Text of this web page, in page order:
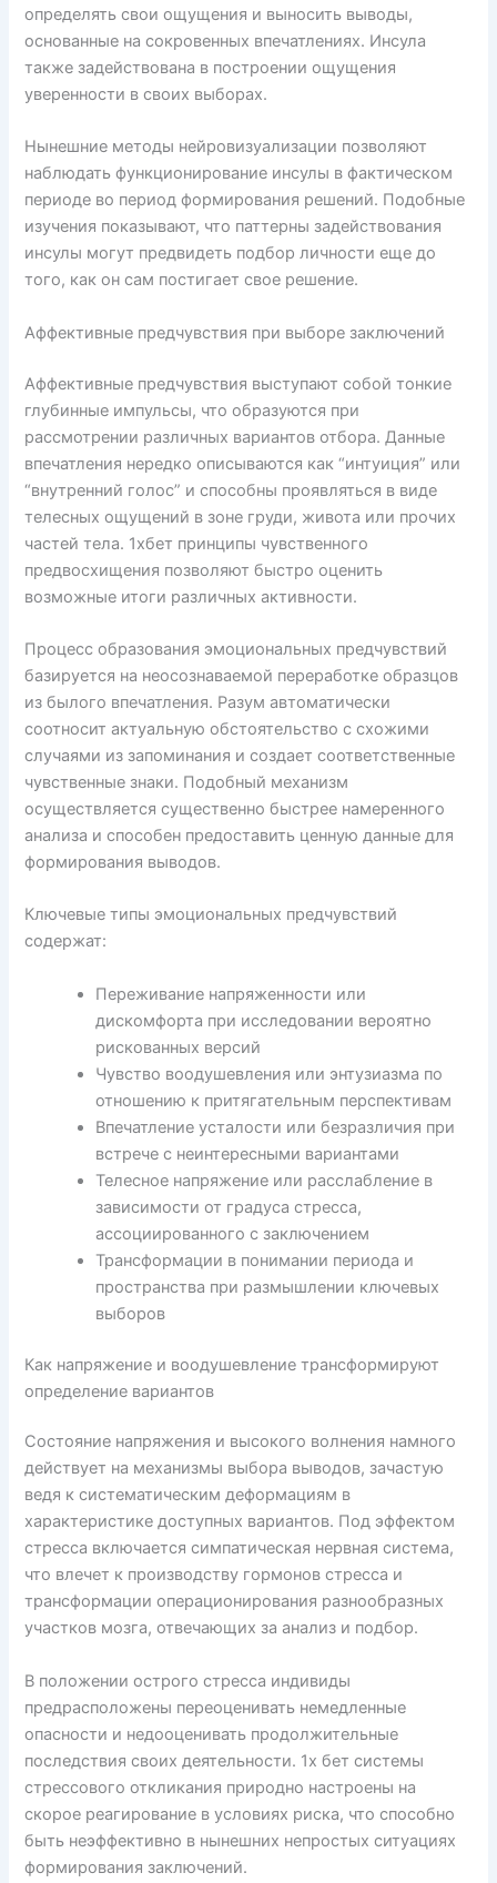
определять свои ощущения и выносить выводы,
основанные на сокровенных впечатлениях. Инсула
также задействована в построении ощущения
уверенности в своих выборах.
Нынешние методы нейровизуализации позволяют
наблюдать функционирование инсулы в фактическом
периоде во период формирования решений. Подобные
изучения показывают, что паттерны задействования
инсулы могут предвидеть подбор личности еще до
того, как он сам постигает свое решение.
Аффективные предчувствия при выборе заключений
Аффективные предчувствия выступают собой тонкие
глубинные импульсы, что образуются при
рассмотрении различных вариантов отбора. Данные
впечатления нередко описываются как “интуиция” или
“внутренний голос” и способны проявляться в виде
телесных ощущений в зоне груди, живота или прочих
частей тела. 1хбет принципы чувственного
предвосхищения позволяют быстро оценить
возможные итоги различных активности.
Процесс образования эмоциональных предчувствий
базируется на неосознаваемой переработке образцов
из былого впечатления. Разум автоматически
соотносит актуальную обстоятельство с схожими
случаями из запоминания и создает соответственные
чувственные знаки. Подобный механизм
осуществляется существенно быстрее намеренного
анализа и способен предоставить ценную данные для
формирования выводов.
Ключевые типы эмоциональных предчувствий
содержат:
Переживание напряженности или
дискомфорта при исследовании вероятно
рискованных версий
Чувство воодушевления или энтузиазма по
отношению к притягательным перспективам
Впечатление усталости или безразличия при
встрече с неинтересными вариантами
Телесное напряжение или расслабление в
зависимости от градуса стресса,
ассоциированного с заключением
Трансформации в понимании периода и
пространства при размышлении ключевых
выборов
Как напряжение и воодушевление трансформируют
определение вариантов
Состояние напряжения и высокого волнения намного
действует на механизмы выбора выводов, зачастую
ведя к систематическим деформациям в
характеристике доступных вариантов. Под эффектом
стресса включается симпатическая нервная система,
что влечет к производству гормонов стресса и
трансформации операционирования разнообразных
участков мозга, отвечающих за анализ и подбор.
В положении острого стресса индивиды
предрасположены переоценивать немедленные
опасности и недооценивать продолжительные
последствия своих деятельности. 1х бет системы
стрессового откликания природно настроены на
скорое реагирование в условиях риска, что способно
быть неэффективно в нынешних непростых ситуациях
формирования заключений.